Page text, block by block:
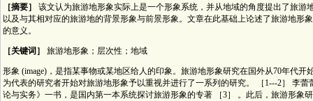
［摘要］ 该文认为旅游地形象实际上是一个形象系统，并从地域的角度提出了旅
以及与其相对应的旅游地的背景形象与前景形象。文章在此基础上论述了旅游地形
的意义。
［关键词］ 旅游地形象；层次性；地域
形象 (image)，是指某事物或某地区给人的印象。旅游地形象研究在国外从70年代
为代表的研究者开始对旅游地形象予以重视并进行了一系列的研究。 ［1---2］ 李
论与实务》一书，是国内第一本系统探讨旅游形象的专著 ［3］ 。此后，旅游形象